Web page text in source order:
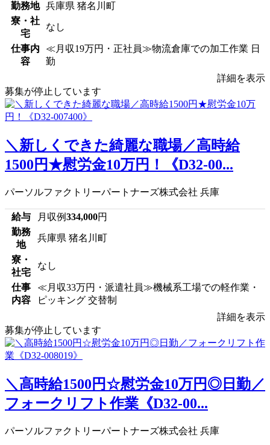
勤務地
兵庫県 猪名川町
寮・社
宅
なし
仕事内
容
≪月収19万円・正社員≫物流倉庫での加工作業 日
勤
詳細を表示
募集が停止しています
＼新しくできた綺麗な職場／高時給
1500円★慰労金10万円！《D32-00...
パーソルファクトリーパートナーズ株式会社 兵庫
給与 月収例334,000円
勤務
地
兵庫県 猪名川町
寮・
社宅
なし
仕事
内容
≪月収33万円・派遣社員≫機械系工場での軽作業・
ピッキング 交替制
詳細を表示
募集が停止しています
＼高時給1500円☆慰労金10万円◎日勤／
フォークリフト作業《D32-00...
パーソルファクトリーパートナーズ株式会社 兵庫